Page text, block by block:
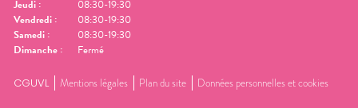
Jeudi :
08:30-19:30
Vendredi :
08:30-19:30
Samedi :
08:30-19:30
Dimanche : Fermé
CGUVL Mentions légales Plan du site Données personnelles et cookies